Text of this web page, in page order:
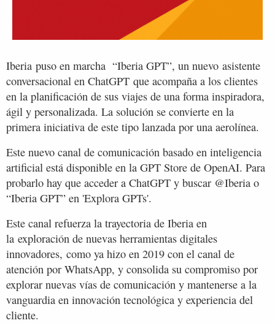
Iberia puso en marcha “Iberia GPT”, un nuevo asistente
conversacional en ChatGPT que acompaña a los clientes
en la planificación de sus viajes de una forma inspiradora,
ágil y personalizada. La solución se convierte en la
primera iniciativa de este tipo lanzada por una aerolínea.
Este nuevo canal de comunicación basado en inteligencia
artificial está disponible en la GPT Store de OpenAI. Para
probarlo hay que acceder a ChatGPT y buscar @Iberia o
“Iberia GPT” en 'Explora GPTs'.
Este canal refuerza la trayectoria de Iberia en
la exploración de nuevas herramientas digitales
innovadores, como ya hizo en 2019 con el canal de
atención por WhatsApp, y consolida su compromiso por
explorar nuevas vías de comunicación y mantenerse a la
vanguardia en innovación tecnológica y experiencia del
cliente.